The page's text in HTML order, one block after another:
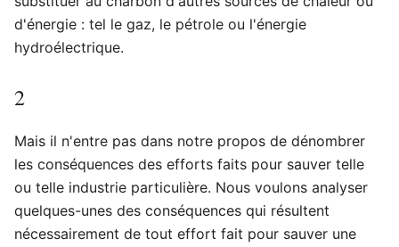
d'énergie : tel le gaz, le pétrole ou l'énergie
hydroélectrique.
2
Mais il n'entre pas dans notre propos de dénombrer
les conséquences des efforts faits pour sauver telle
ou telle industrie particulière. Nous voulons analyser
quelques-unes des conséquences qui résultent
nécessairement de tout effort fait pour sauver une